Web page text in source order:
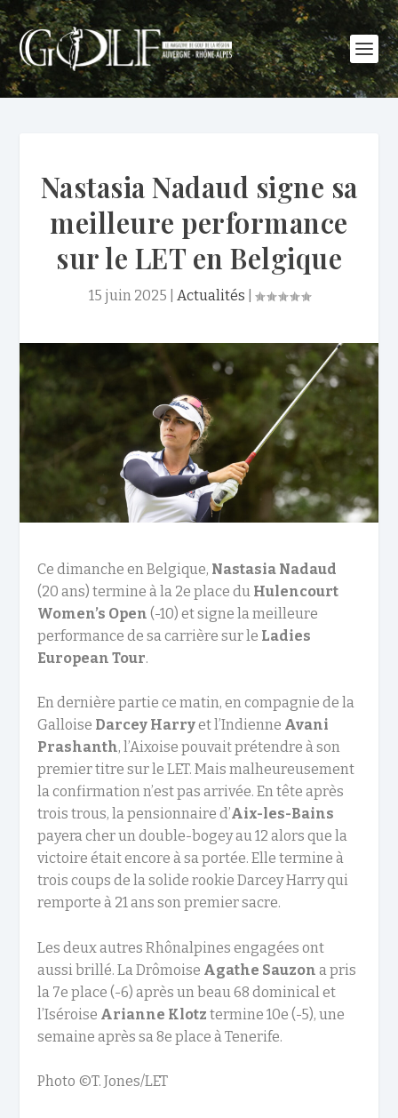
Nastasia Nadaud signe sa
meilleure performance
sur le LET en Belgique
15 juin 2025 Actualités
Ce dimanche en Belgique, Nastasia Nadaud
(20 ans) termine à la 2e place du Hulencourt
Women’s Open (-10) et signe la meilleure
performance de sa carrière sur le Ladies
European Tour.
En dernière partie ce matin, en compagnie de la
Galloise Darcey Harryet l’Indienne Avani
Prashanth, l’Aixoise pouvait prétendre à son
premier titre sur le LET. Mais malheureusement
la confirmation n’est pas arrivée. En tête après
trois trous, la pensionnaire d’Aix-les-Bains
payera cher un double-bogey au 12 alors que la
victoire était encore à sa portée. Elle termine à
trois coups de la solide rookie Darcey Harry qui
remporte à 21 ans son premier sacre.
Les deux autres Rhônalpines engagées ont
aussi brillé. La Drômoise Agathe Sauzon a pris
la 7e place (-6) après un beau 68 dominical et
l’Iséroise Arianne Klotz termine 10e (-5), une
semaine après sa 8e place à Tenerife.
Photo ©T. Jones/LET